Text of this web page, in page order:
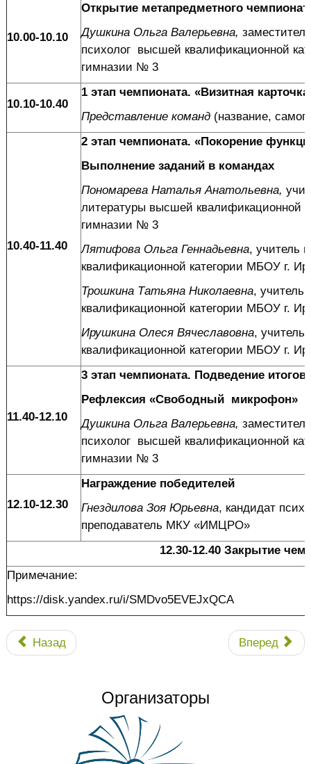
10.00-10.10
Открытие метапредметного
Душкина Ольга Валерьевна,
психолог высшей квалификационной
гимназии № 3
10.10-10.40
1 этап чемпионата. «Визитная
Представление команд(название,
10.40-11.40
2 этап чемпионата. «Покорение
Выполнение заданий в командах
Пономарева Наталья Анатольевна,
литературы высшей квалификационной
гимназии № 3
Лятифова Ольга Геннадьевна, учитель
квалификационной категории МБОУ г.
Трошкина Татьяна Николаевна, учитель
квалификационной категории МБОУ г.
Ирушкина Олеся Вячеславовна, учитель
квалификационной категории МБОУ г.
11.40-12.10
3 этап чемпионата. Подведение итогов
Рефлексия «Свободный микрофон»
Душкина Ольга Валерьевна,
психолог высшей квалификационной
гимназии № 3
12.10-12.30
Награждение победителей
Гнездилова Зоя Юрьевна, кандидат
преподаватель МКУ «ИМЦРО»
12.30-12.40 Закрытие
Примечание:
https://disk.yandex.ru/i/SMDvo5EVEJxQCA
Назад Вперед
Организаторы